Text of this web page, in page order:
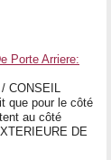
Porte Arriere:
CONSEIL
que pour le côté
au côté
DE